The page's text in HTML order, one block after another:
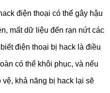
điện thoại có thể gây hậu
mất dữ liệu đến rạn nứt các
điện thoại bị hack là điều
có thể khôi phục, và nếu
khả năng bị hack lại sẽ